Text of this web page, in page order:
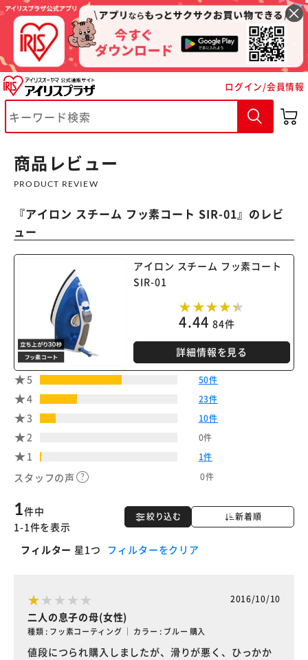
ログイン/会員情報
商品レビュー
PRODUCT REVIEW
『アイロン スチーム フッ素コート SIR-01』のレビ
ュー
アイロン スチーム フッ素コート
SIR-01
4.44 84件
詳細情報を見る
5 50件
4 23件
3 10件
2 0件
1 1件
スタッフの声 0件
絞り込む 新着順
1件中
1-1件を表示
フィルター 星1つ フィルターをクリア
2016/10/10
二人の息子の母(女性)
種類 : フッ素コーティング ｜ カラー : ブルー 購入
値段につられ購入しましたが、滑りが悪く、ひっかか
※ご確認ください
カートに入れる 購入手続きへ